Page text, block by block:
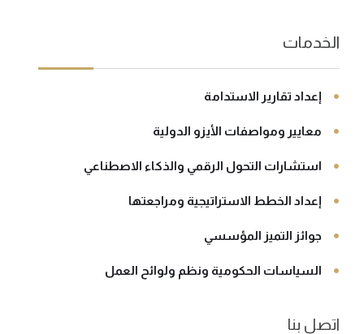
الخدمات
إعداد تقارير الاستدامة
معايير ومواصفات الأيزو الدولية
استشارات التحول الرقمي والذكاء الاصطناعي
إعداد الخطط الاستراتيجية ومراجعتها
جوائز التميز المؤسسي
السياسات الحكومية ونظم ولوائح العمل
اتصل بنا